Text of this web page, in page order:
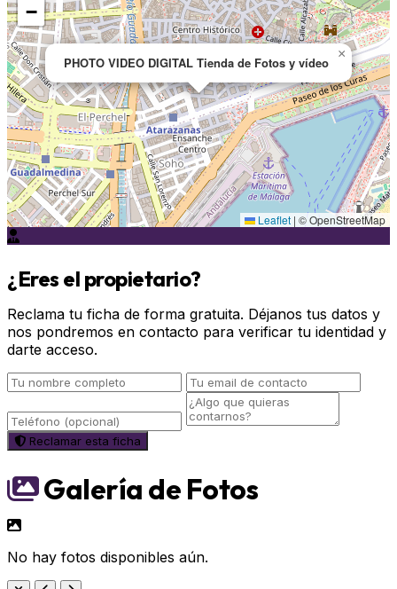
PHOTO VIDEO DIGITAL Tienda de Fotos y vídeo
×
−
Leaflet | © OpenStreetMap
¿Eres el propietario?
Reclama tu ficha de forma gratuita. Déjanos tus datos y
nos pondremos en contacto para verificar tu identidad y
darte acceso.
Reclamar esta ficha
Galería de Fotos
No hay fotos disponibles aún.